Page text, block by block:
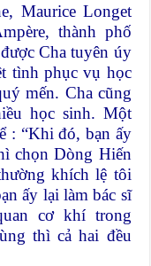
Maurice Longet
thành phố
Cha tuyên úy
tình phục vụ học
mến. Cha cũng
học sinh. Một
: “Khi đó, bạn ấy
chọn Dòng Hiến
khích lệ tôi
ấy lại làm bác sĩ
cơ khí trong
thì cả hai đều